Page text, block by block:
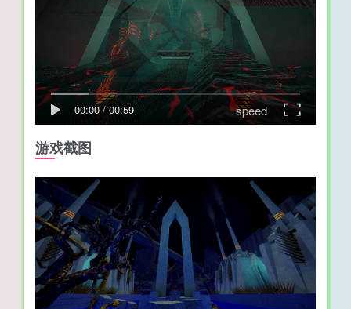
00:00/ 00:59 speed
游戏截图